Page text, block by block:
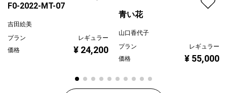
F0-2022-MT-07
吉田絵美
プラン
レギュラー
価格
¥ 24,200
青い花
山口香代子
プラン
レギュラー
価格
¥ 55,000